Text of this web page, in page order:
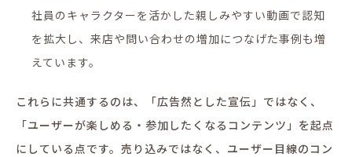
社員のキャラクターを活かした親しみやすい動画で認知
を拡大し、来店や問い合わせの増加につなげた事例も増
えています。
これらに共通するのは、「広告然とした宣伝」ではなく、
「ユーザーが楽しめる・参加したくなるコンテンツ」を起点
にしている点です。売り込みではなく、ユーザー目線のコン